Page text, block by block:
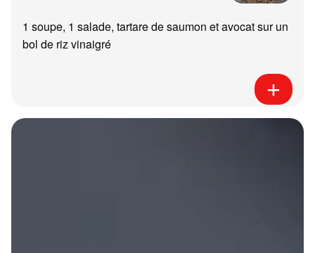
1 soupe, 1 salade, tartare de saumon et avocat sur un
bol de riz vinaigré